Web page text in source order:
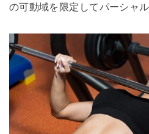
の可動域を限定してパーシャ